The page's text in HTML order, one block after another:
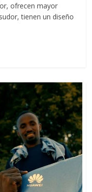
ofrecen mayor
tienen un diseño